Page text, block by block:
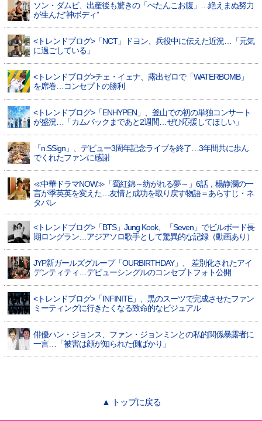
ソン・ダムビ、出産後も驚きの「ぺたんこお腹」…絶えまぬ努力
が生んだ”神ボディ”
<トレンドブログ>「NCT」ドヨン、兵役中に伝えた近況…「元気
に過ごしている」
<トレンドブログ>チェ・イェナ、露出ゼロで「WATERBOMB」
を席巻…コンセプトの勝利
<トレンドブログ>「ENHYPEN」、釜山での初の単独コンサート
が盛況…「カムバックまであと2週間…ぜひ応援してほしい」
「n.SSign」、デビュー3周年記念ライブを終了…3年間共に歩ん
でくれたファンに感謝
≪中華ドラマNOW≫「蜀紅錦～紡がれる夢～」6話，楊静瀾の一
言が季英英を変えた…友情と成功を取り戻す物語＝あらすじ・ネ
タバレ
<トレンドブログ>「BTS」Jung Kook、「Seven」でビルボード長
期ロングラン…アジアソロ歌手として驚異的な記録（動画あり）
JYP新ガールズグループ「OURBIRTHDAY」、 差別化されたアイ
デンティティ…デビューシングルのコンセプトフォト公開
<トレンドブログ>「INFINITE」、黒のスーツで完成させたファン
ミーティングに行きたくなる致命的なビジュアル
俳優ハン・ジョンス、ファン・ジョンミンとの私的関係暴露者に
一言…「被害は顔が知られた側ばかり」
▲ トップに戻る